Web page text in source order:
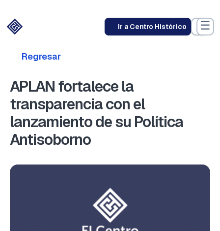
Ir a Centro Histórico ☰
Regresar
APLAN fortalece la
transparencia con el
lanzamiento de su Política
Antisoborno